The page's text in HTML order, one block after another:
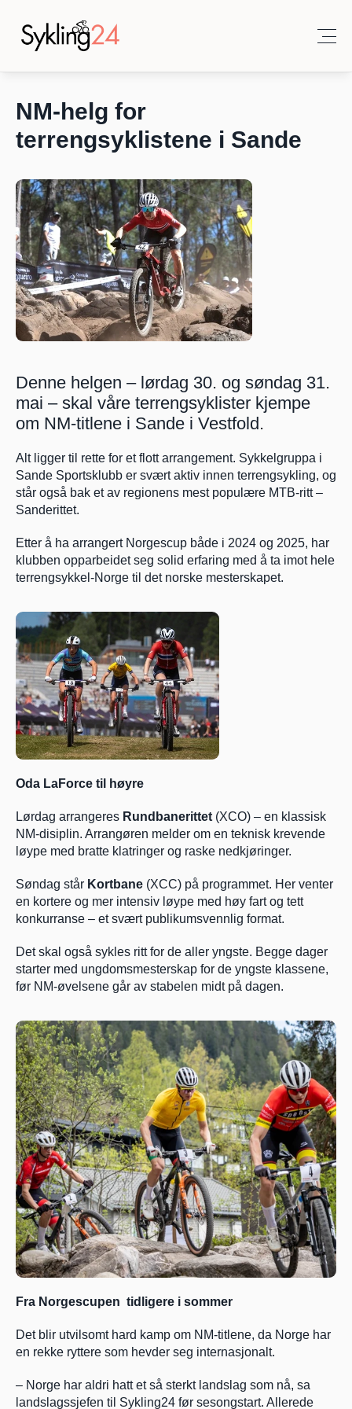
NM-helg for
terrengsyklistene i Sande
Denne helgen – lørdag 30. og søndag 31.
mai – skal våre terrengsyklister kjempe
om NM-titlene i Sande i Vestfold.
Alt ligger til rette for et flott arrangement. Sykkelgruppa i
Sande Sportsklubb er svært aktiv innen terrengsykling, og
står også bak et av regionens mest populære MTB-ritt –
Sanderittet.
Etter å ha arrangert Norgescup både i 2024 og 2025, har
klubben opparbeidet seg solid erfaring med å ta imot hele
terrengsykkel-Norge til det norske mesterskapet.
Oda LaForce til høyre
Lørdag arrangeres Rundbanerittet (XCO) – en klassisk
NM-disiplin. Arrangøren melder om en teknisk krevende
løype med bratte klatringer og raske nedkjøringer.
Søndag står Kortbane (XCC) på programmet. Her venter
en kortere og mer intensiv løype med høy fart og tett
konkurranse – et svært publikumsvennlig format.
Det skal også sykles ritt for de aller yngste. Begge dager
starter med ungdomsmesterskap for de yngste klassene,
før NM-øvelsene går av stabelen midt på dagen.
Fra Norgescupen  tidligere i sommer
Det blir utvilsomt hard kamp om NM-titlene, da Norge har
en rekke ryttere som hevder seg internasjonalt.
– Norge har aldri hatt et så sterkt landslag som nå, sa
landslagssjefen til Sykling24 før sesongstart. Allerede